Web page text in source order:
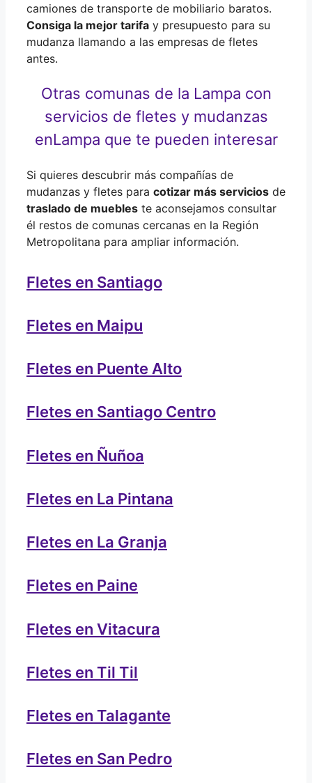
camiones de transporte de mobiliario baratos.
Consiga la mejor tarifa y presupuesto para su
mudanza llamando a las empresas de fletes
antes.
Otras comunas de la Lampa con
servicios de fletes y mudanzas
enLampa que te pueden interesar
Si quieres descubrir más compañías de
mudanzas y fletes para cotizar más servicios de
traslado de muebles te aconsejamos consultar
él restos de comunas cercanas en la Región
Metropolitana para ampliar información.
Fletes en Santiago
Fletes en Maipu
Fletes en Puente Alto
Fletes en Santiago Centro
Fletes en Ñuñoa
Fletes en La Pintana
Fletes en La Granja
Fletes en Paine
Fletes en Vitacura
Fletes en Til Til
Fletes en Talagante
Fletes en San Pedro